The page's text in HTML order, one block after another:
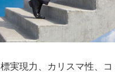
実現力、カリスマ性、